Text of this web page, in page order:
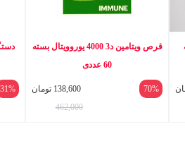
قرص ویتامین د3 4000 یوروویتال بسته
60 عددی
70%
138,600 تومان
462,000
31%